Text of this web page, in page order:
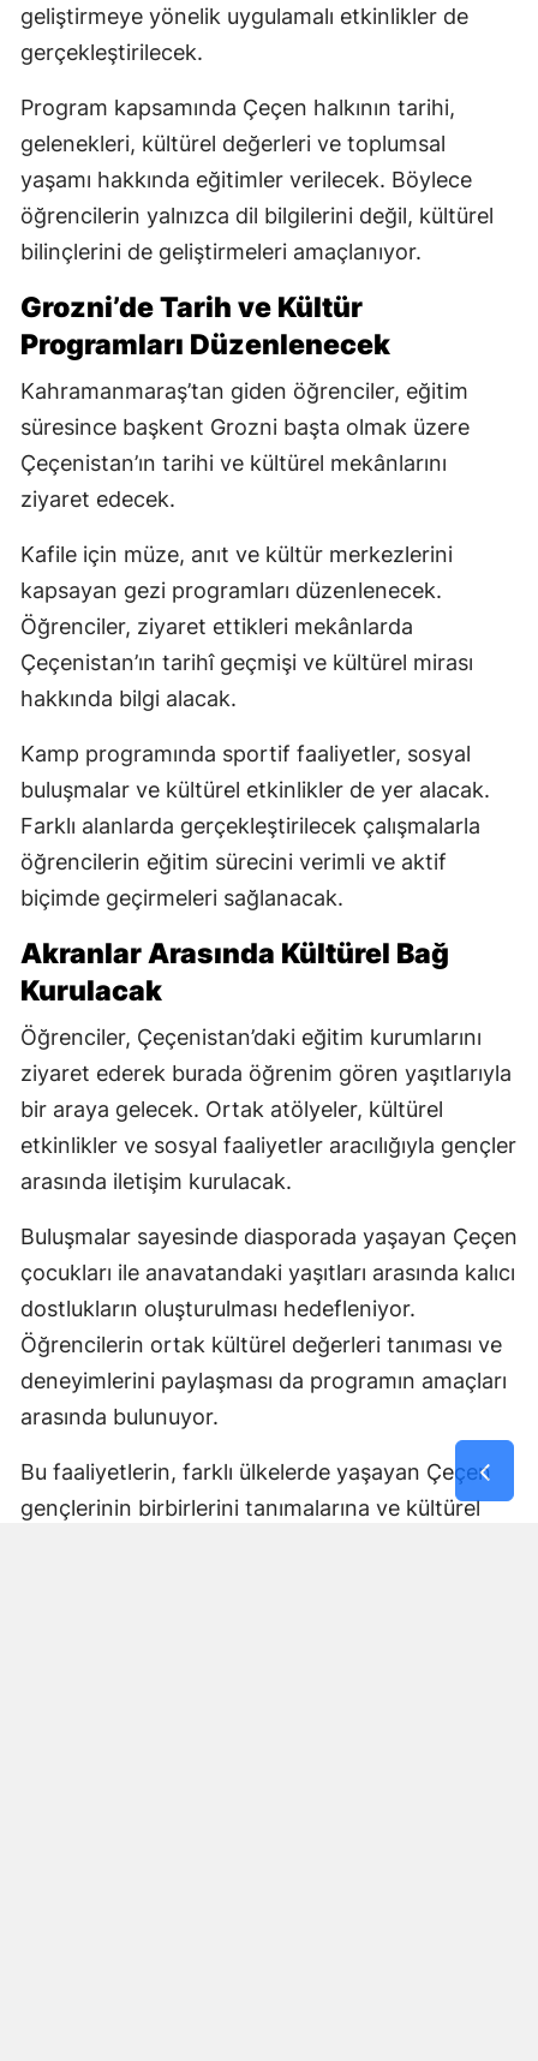
geliştirmeye yönelik uygulamalı etkinlikler de
gerçekleştirilecek.
Program kapsamında Çeçen halkının tarihi,
gelenekleri, kültürel değerleri ve toplumsal
yaşamı hakkında eğitimler verilecek. Böylece
öğrencilerin yalnızca dil bilgilerini değil, kültürel
bilinçlerini de geliştirmeleri amaçlanıyor.
Grozni’de Tarih ve Kültür
Programları Düzenlenecek
Kahramanmaraş’tan giden öğrenciler, eğitim
süresince başkent Grozni başta olmak üzere
Çeçenistan’ın tarihi ve kültürel mekânlarını
ziyaret edecek.
Kafile için müze, anıt ve kültür merkezlerini
kapsayan gezi programları düzenlenecek.
Öğrenciler, ziyaret ettikleri mekânlarda
Çeçenistan’ın tarihî geçmişi ve kültürel mirası
hakkında bilgi alacak.
Kamp programında sportif faaliyetler, sosyal
buluşmalar ve kültürel etkinlikler de yer alacak.
Farklı alanlarda gerçekleştirilecek çalışmalarla
öğrencilerin eğitim sürecini verimli ve aktif
biçimde geçirmeleri sağlanacak.
Akranlar Arasında Kültürel Bağ
Kurulacak
Öğrenciler, Çeçenistan’daki eğitim kurumlarını
ziyaret ederek burada öğrenim gören yaşıtlarıyla
bir araya gelecek. Ortak atölyeler, kültürel
etkinlikler ve sosyal faaliyetler aracılığıyla gençler
arasında iletişim kurulacak.
Buluşmalar sayesinde diasporada yaşayan Çeçen
çocukları ile anavatandaki yaşıtları arasında kalıcı
dostlukların oluşturulması hedefleniyor.
Öğrencilerin ortak kültürel değerleri tanıması ve
deneyimlerini paylaşması da programın amaçları
arasında bulunuyor.
Bu faaliyetlerin, farklı ülkelerde yaşayan Çeçen
gençlerinin birbirlerini tanımalarına ve kültürel